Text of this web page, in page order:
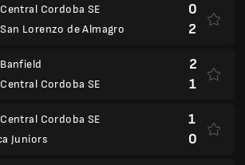
Cordoba SE
Lorenzo de Almagro
0
2
Cordoba SE
2
1
Cordoba SE
Juniors
1
0